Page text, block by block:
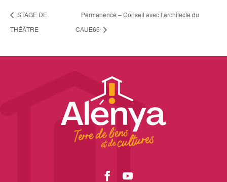
STAGE DE
THÉÂTRE
Permanence – Conseil avec l’architecte du
CAUE66